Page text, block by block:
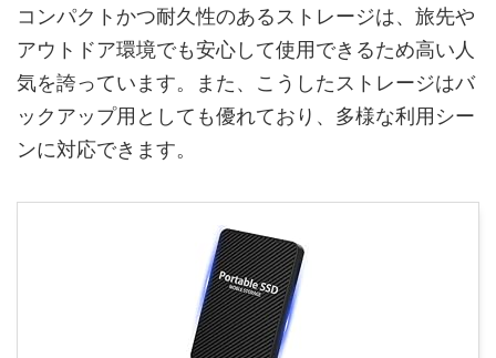
コンパクトかつ耐久性のあるストレージは、旅先や
アウトドア環境でも安心して使用できるため高い人
気を誇っています。また、こうしたストレージはバ
ックアップ用としても優れており、多様な利用シー
ンに対応できます。